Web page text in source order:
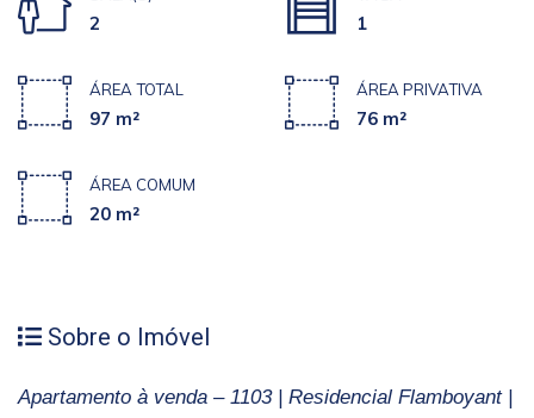
2 1
ÁREA TOTAL
97 m²
ÁREA PRIVATIVA
76 m²
ÁREA COMUM
20 m²
Sobre o Imóvel
Apartamento à venda – 1103 | Residencial Flamboyant |